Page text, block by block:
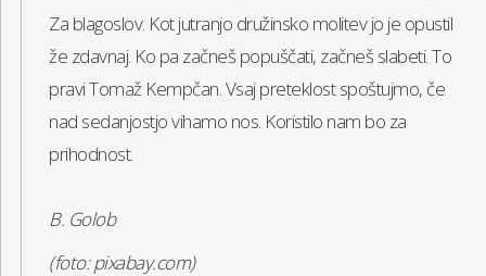
Za blagoslov. Kot jutranjo družinsko molitev jo je opustil
že zdavnaj. Ko pa začneš popuščati, začneš slabeti. To
pravi Tomaž Kempčan. Vsaj preteklost spoštujmo, če
nad sedanjostjo vihamo nos. Koristilo nam bo za
prihodnost.
B. Golob
(foto: pixabay.com)